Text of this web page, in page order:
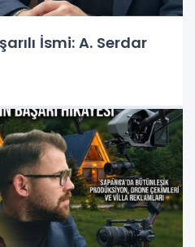
İsmi: A. Serdar